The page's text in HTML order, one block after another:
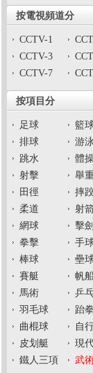
按電視頻道分
CCTV-1
CCTV-3
CCTV-7
按項目分
足球
籃
排球
游
跳水
體
射擊
舉
田徑
摔跤
柔道
射
網球
擊劍
拳擊
手
棒球
壘
賽艇
帆
馬術
乒
羽毛球
跆
曲棍球
自
皮划艇
現
鐵人三項
武